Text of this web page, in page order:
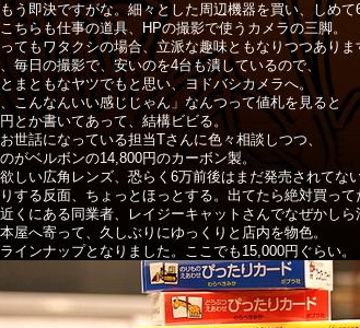
う即決ですがな。細々とした周辺機器を買い、しめて
ちらも仕事の道具、HPの撮影で使うカメラの三脚。
てもワタクシの場合、立派な趣味ともなりつつありま
毎日の撮影で、安いのを4台も潰しているので、
まともなヤツでもと思い、ヨドバシカメラへ。
、こんなんいい感じじゃん」なんつって値札を見ると
とか書いてあって、結構ビビる。
世話になっている担当Tさんに色々相談しつつ、
がベルボンの14,800円のカーボン製。
しい広角レンズ、恐らく6万前後はまだ発売されてない
する反面、ちょっとほっとする。出てたら絶対買って
くにある同業者、レイジーキャットさんでなぜかしら
屋へ寄って、久しぶりにゆっくりと店内を物色。
インナップとなりました。ここでも15,000円ぐらい。